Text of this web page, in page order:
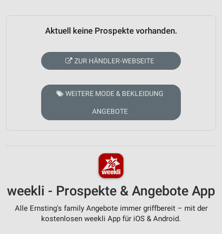
Aktuell keine Prospekte vorhanden.
ZUR HÄNDLER-WEBSEITE
WEITERE MODE & BEKLEIDUNG
ANGEBOTE
weekli - Prospekte & Angebote App
Alle Ernsting's family Angebote immer griffbereit – mit der
kostenlosen weekli App für iOS & Android.